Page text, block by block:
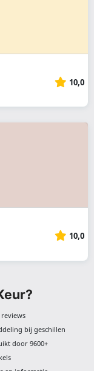
10,0
10,0
reviews
bij geschillen
door 9600+